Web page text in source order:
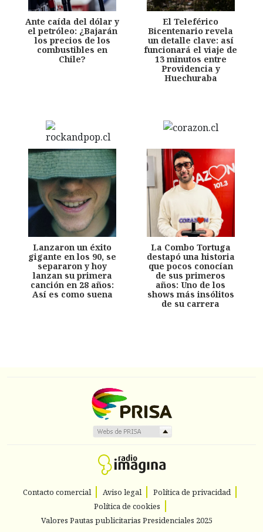
Ante caída del dólar y
el petróleo: ¿Bajarán
los precios de los
combustibles en
Chile?
El Teleférico
Bicentenario revela
un detalle clave: así
funcionará el viaje de
13 minutos entre
Providencia y
Huechuraba
Lanzaron un éxito
gigante en los 90, se
separaron y hoy
lanzan su primera
canción en 28 años:
Así es como suena
La Combo Tortuga
destapó una historia
que pocos conocían
de sus primeros
años: Uno de los
shows más insólitos
de su carrera
Contacto comercial Aviso legal
Política de privacidad
Política de cookies
Valores Pautas publicitarias Presidenciales 2025